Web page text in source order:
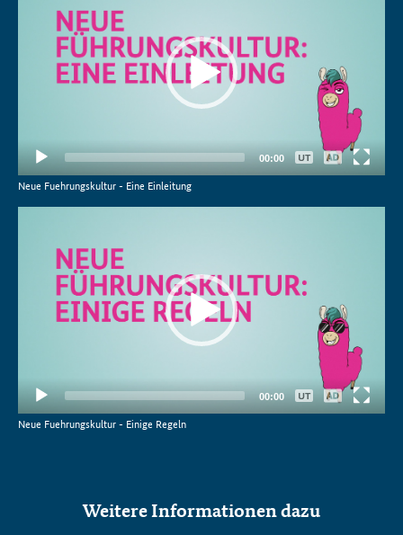
00:00
Keine
Deutsch
Neue Fuehrungskultur - Eine Einleitung
00:00
Keine
Neue Fuehrungskultur - Einige Regeln
Weitere Informationen dazu